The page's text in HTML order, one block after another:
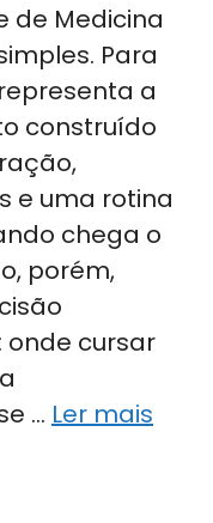
de Medicina
Para
a
construído
e uma rotina
chega o
porém,
cursar
… Ler mais